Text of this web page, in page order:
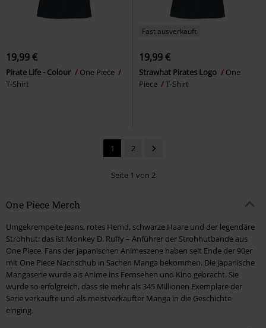
19,99 €
Pirate Life - Colour
One Piece
T-Shirt
Fast ausverkauft
19,99 €
Strawhat Pirates Logo
One
Piece
T-Shirt
1 2
Seite 1 von 2
One Piece Merch
Umgekrempelte Jeans, rotes Hemd, schwarze Haare und der legendäre
Strohhut: das ist Monkey D. Ruffy – Anführer der Strohhutbande aus
One Piece. Fans der japanischen Animeszene haben seit Ende der 90er
mit One Piece Nachschub in Sachen Manga bekommen. Die japanische
Mangaserie wurde als Anime ins Fernsehen und Kino gebracht. Sie
wurde so erfolgreich, dass sie mehr als 345 Millionen Exemplare der
Serie verkaufte und als meistverkaufter Manga in die Geschichte
einging.